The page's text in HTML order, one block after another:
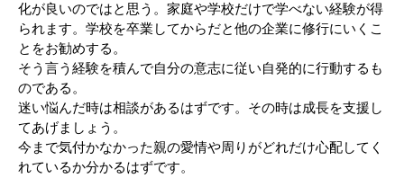
化が良いのではと思う。家庭や学校だけで学べない経験が得
られます。学校を卒業してからだと他の企業に修行にいくこ
とをお勧めする。
そう言う経験を積んで自分の意志に従い自発的に行動するも
のである。
迷い悩んだ時は相談があるはずです。その時は成長を支援し
てあげましょう。
今まで気付かなかった親の愛情や周りがどれだけ心配してく
れているか分かるはずです。